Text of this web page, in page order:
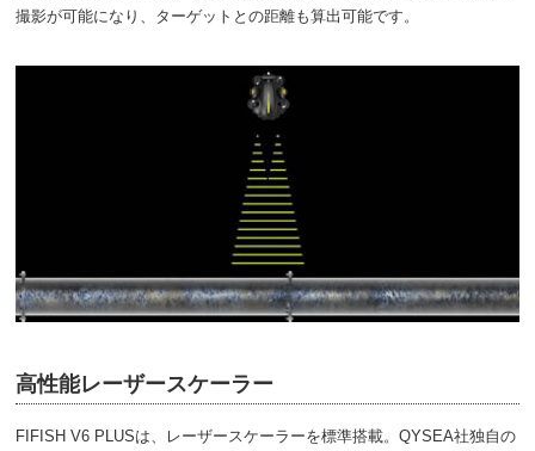
撮影が可能になり、ターゲットとの距離も算出可能です。
高性能レーザースケーラー
FIFISH V6 PLUSは、レーザースケーラーを標準搭載。QYSEA社独自の